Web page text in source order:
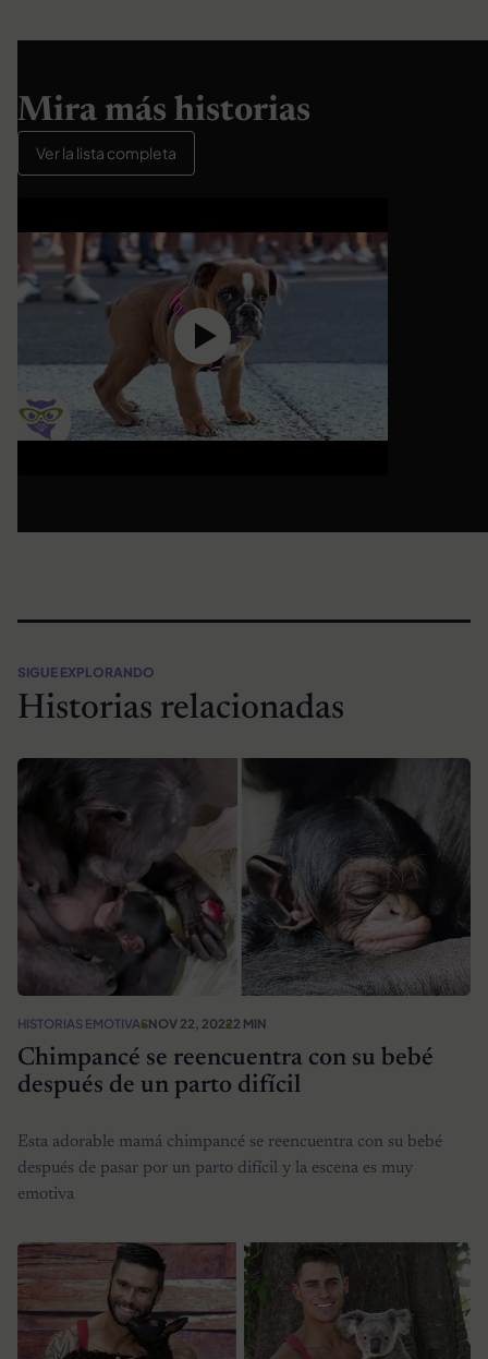
Mira más historias
Ver la lista completa
SIGUE EXPLORANDO
Historias relacionadas
HISTORIAS EMOTIVASNOV 22, 20222 MIN
Chimpancé se reencuentra con su bebé
después de un parto difícil
Esta adorable mamá chimpancé se reencuentra con su bebé
después de pasar por un parto difícil y la escena es muy
emotiva